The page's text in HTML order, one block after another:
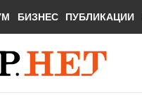
БИЗНЕС ПУБЛИКАЦИИ